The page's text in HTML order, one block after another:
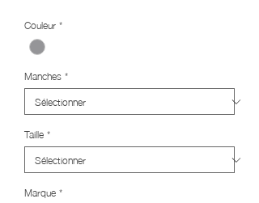
Couleur*
Manches*
Taille*
Marque*